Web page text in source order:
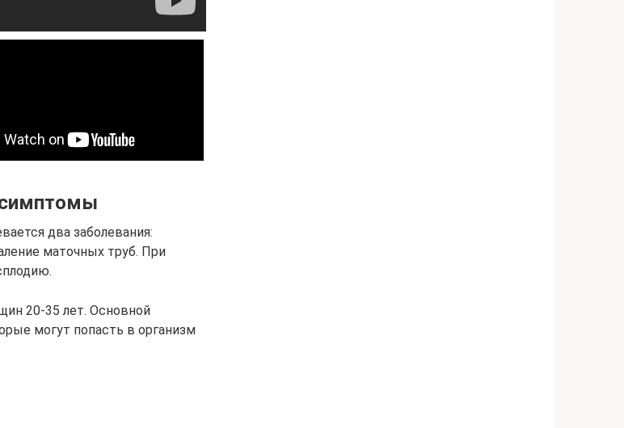
симптомы
два заболевания:
маточных труб. При
20-35 лет. Основной
могут попасть в организм